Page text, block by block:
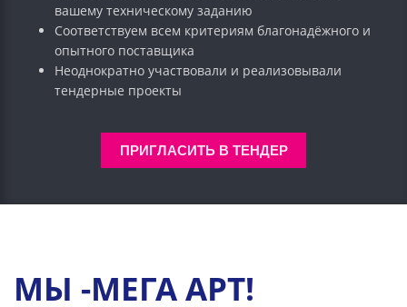
вашему техническому заданию
Соответствуем всем критериям благонадёжного и
опытного поставщика
Неоднократно участвовали и реализовывали
тендерные проекты
ПРИГЛАСИТЬ В ТЕНДЕР
МЫ -МЕГА АРТ!